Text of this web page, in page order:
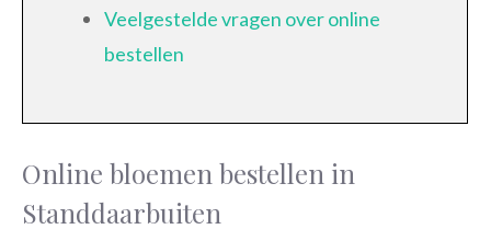
Veelgestelde vragen over online
bestellen
Online bloemen bestellen in
Standdaarbuiten